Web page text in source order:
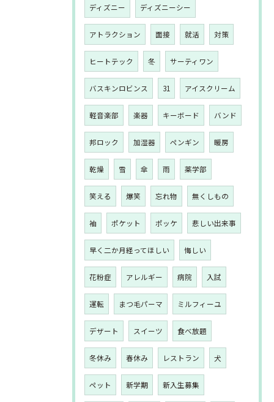
ディズニー ディズニーシー
アトラクション 面接 就活 対策
ヒートテック 冬 サーティワン
バスキンロビンス 31 アイスクリーム
軽音楽部 楽器 キーボード バンド
邦ロック 加湿器 ペンギン 暖房
乾燥 雪 傘 雨 薬学部
笑える 爆笑 忘れ物 無くしもの
袖 ポケット ポッケ 悲しい出来事
早く二か月経ってほしい 悔しい
花粉症 アレルギー 病院 入試
運転 まつ毛パーマ ミルフィーユ
デザート スイーツ 食べ放題
冬休み 春休み レストラン 犬
ペット 新学期 新入生募集